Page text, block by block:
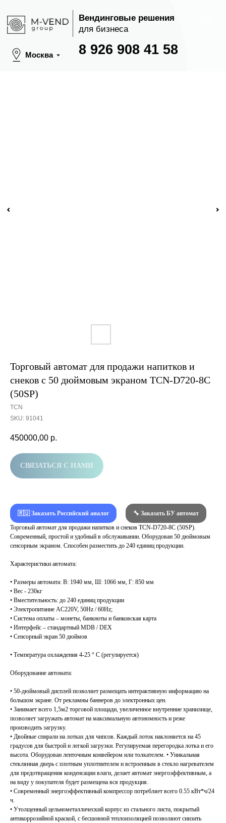
8 926 908 41 58
Вендинговые решения
для бизнеса
Торговый автомат для продажи напитков и
снеков с 50 дюймовым экраном TCN-D720-8C
(50SP)
TCN
SKU: 91041
450000,00 р.
СВЯЗАТЬСЯ С НАМИ
🇷🇺 Заказать Российский аналог
🔧 Заказать БУ автомат
Торговый автомат для продажи напитков и снеков TCN-D720-8C (50SP).
Современный, простой и удобный в обслуживании. Оборудован 50 дюймовым
сенсорным экраном. Способен разместить до 240 единиц продукции.
Характеристики автомата:
• Размеры автомата: В: 1940 мм, Ш: 1066 мм, Г: 850 мм
• Вес - 230кг
• Вместительность: до 240 единиц продукции
• Электропитание AC220V, 50Hz / 60Hz;
• Система оплаты – монеты, банкноты и банковская карта
• Интерфейс – стандартный MDB / DEX
• Сенсорный экран 50 дюймов
• Температура охлаждения 4-25 ° C (регулируется)
Оборудование автомата:
• 50-дюймовый дисплей позволяет размещать интерактивную информацию на
большом экране. От рекламны баннеров до электронных цен.
• Занимает всего 1,5м2 торговой площади, увеличенное внутренние хранилище,
позволяет загружать автомат на максимальную автономность и реже
производить загрузку.
• Двойные спирали на лотках для чипсов. Каждый лоток наклоняется на 45
градусов для быстрой и легкой загрузки. Регулируемая перегородка лотка и его
высота. Оборудован ленточным конвейером или толкателем. • Уникальная
стеклянная дверь с плотным уплотнителем и встроенным в стекло нагревателем
для предотвращения конденсации влаги, делает автомат энергоэффективным, а
на виду у покупателя будет размещена вся продукция.
• Современный энергоэффективный компрессор потребляет всего 0.55 кВт*ч/24
ч.
• Утолщенный цельнометаллический корпус из стального листа, покрытый
антикоррозийной краской, с бесшовной теплоизоляцией позволяют снизить